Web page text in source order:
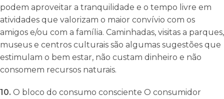
podem aproveitar a tranquilidade e o tempo livre em
atividades que valorizam o maior convívio com os
amigos e/ou com a família. Caminhadas, visitas a parques,
museus e centros culturais são algumas sugestões que
estimulam o bem estar, não custam dinheiro e não
consomem recursos naturais.
10. O bloco do consumo consciente O consumidor